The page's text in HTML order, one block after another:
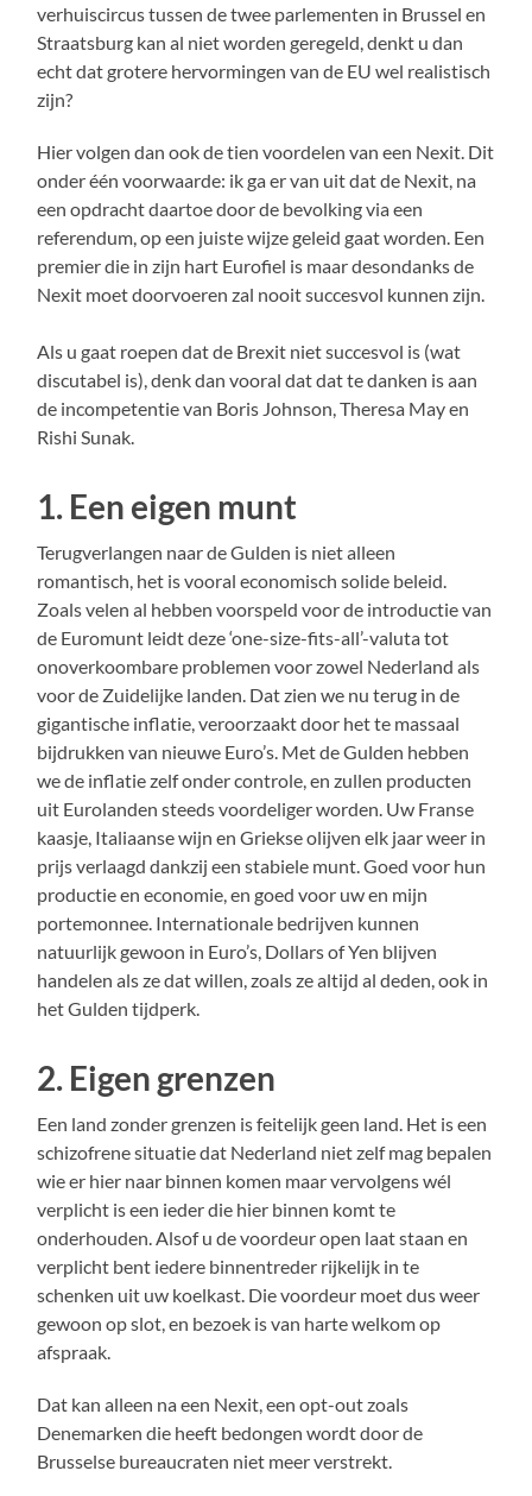
verhuiscircus tussen de twee parlementen in Brussel en
Straatsburg kan al niet worden geregeld, denkt u dan
echt dat grotere hervormingen van de EU wel realistisch
zijn?
Hier volgen dan ook de tien voordelen van een Nexit. Dit
onder één voorwaarde: ik ga er van uit dat de Nexit, na
een opdracht daartoe door de bevolking via een
referendum, op een juiste wijze geleid gaat worden. Een
premier die in zijn hart Eurofiel is maar desondanks de
Nexit moet doorvoeren zal nooit succesvol kunnen zijn.
Als u gaat roepen dat de Brexit niet succesvol is (wat
discutabel is), denk dan vooral dat dat te danken is aan
de incompetentie van Boris Johnson, Theresa May en
Rishi Sunak.
1. Een eigen munt
Terugverlangen naar de Gulden is niet alleen
romantisch, het is vooral economisch solide beleid.
Zoals velen al hebben voorspeld voor de introductie van
de Euromunt leidt deze ‘one-size-fits-all’-valuta tot
onoverkoombare problemen voor zowel Nederland als
voor de Zuidelijke landen. Dat zien we nu terug in de
gigantische inflatie, veroorzaakt door het te massaal
bijdrukken van nieuwe Euro’s. Met de Gulden hebben
we de inflatie zelf onder controle, en zullen producten
uit Eurolanden steeds voordeliger worden. Uw Franse
kaasje, Italiaanse wijn en Griekse olijven elk jaar weer in
prijs verlaagd dankzij een stabiele munt. Goed voor hun
productie en economie, en goed voor uw en mijn
portemonnee. Internationale bedrijven kunnen
natuurlijk gewoon in Euro’s, Dollars of Yen blijven
handelen als ze dat willen, zoals ze altijd al deden, ook in
het Gulden tijdperk.
2. Eigen grenzen
Een land zonder grenzen is feitelijk geen land. Het is een
schizofrene situatie dat Nederland niet zelf mag bepalen
wie er hier naar binnen komen maar vervolgens wél
verplicht is een ieder die hier binnen komt te
onderhouden. Alsof u de voordeur open laat staan en
verplicht bent iedere binnentreder rijkelijk in te
schenken uit uw koelkast. Die voordeur moet dus weer
gewoon op slot, en bezoek is van harte welkom op
afspraak.
Dat kan alleen na een Nexit, een opt-out zoals
Denemarken die heeft bedongen wordt door de
Brusselse bureaucraten niet meer verstrekt.